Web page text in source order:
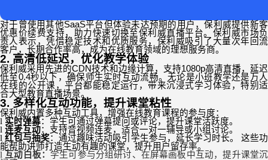
对于曾使用其他SaaS平台但体验未达预期的用户，保利威提供新客
优惠价续费支持，助力快速切换至保利威直播平台。保利威市场负
责人表示，凭借稳定技术和优质服务，保利威吸引了大量次年回流
客户，长期合作率高，成为在线教育领域的理想服务商。
2. 高清低延迟，优化教学体验
保利威采用先进的CDN技术和边缘计算，支持1080p高清直播，延迟
低至0.4秒以下，确保师生实时互动流畅。无论是小班教学还是万人
在线的公开课，平台都能稳定运行，带来沉浸式学习体验，特别适
合大型教育直播场景。
3. 多样化互动功能，提升课堂粘性
保利威内置多种互动工具，增强在线教育课程的参与度：
l 实时弹幕：学生可通过弹幕提问或评论，提升课堂活跃度。
l 连麦互动：支持音视频连麦，适合一对一辅导或小组讨论。
l红包与抽奖：通过趣味活动吸引学生参与，延长学习时长。
这些功
能帮助讲师打造生动有趣的课堂，提升用户留存率。
l 互动白板：学生可参与分组研讨、在屏幕画板中互动，提升课堂沉